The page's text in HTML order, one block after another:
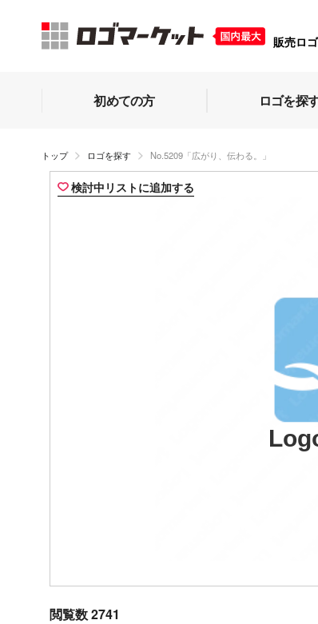
販売ロ
初めての方 ロゴを探
トップ ロゴを探す No.5209「広がり、伝わる。」
検討中リストに追加する
閲覧数 2741